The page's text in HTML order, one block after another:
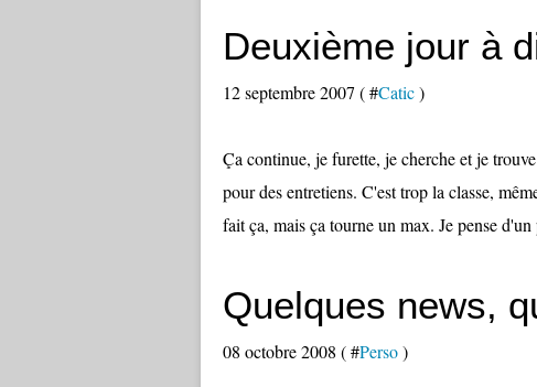
Deuxième jour à
12 septembre 2007 ( #Catic)
Ça continue, je furette, je cherche et je
pour des entretiens. C'est trop la classe,
fait ça, mais ça tourne un max. Je pense
Quelques news,
08 octobre 2008 ( #Perso)